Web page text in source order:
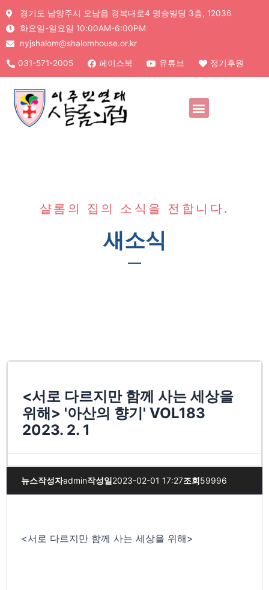
경기도 남양주시 오남읍 경복대로4 명승빌딩 3층, 12036
화요일-일요일 10:00AM-6:00PM
nyjshalom@shalomhouse.or.kr
031-571-2005 페이스북 유튜브 정기후원
샬롬의 집의 소식을 전합니다.
새소식
<서로 다르지만 함께 사는 세상을
위해> '아산의 향기' VOL183
2023. 2. 1
뉴스작성자admin작성일2023-02-01 17:27조회59996
<서로 다르지만 함께 사는 세상을 위해>